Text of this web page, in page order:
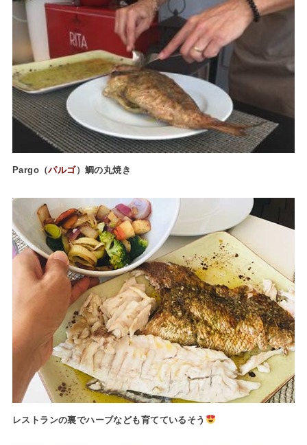
Pargo（パルゴ）鯛の丸焼き
レストランの裏でハーブなども育てているそう